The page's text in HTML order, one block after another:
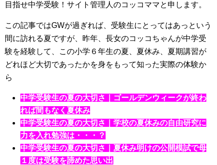
目指せ中学受験！サイト管理人のコッコママと申します。
この記事ではGWが過ぎれば、受験生にとってはあっという
間に訪れる夏ですが、昨年、長女のコッコちゃんが中学受
験を経験して、この小学６年生の夏、夏休み、夏期講習が
どれほど大切であったかを身をもって知った実際の体験か
ら
中学受験生の夏の大切さ｜ゴールデンウィークが終わ
れば間もなく夏休み
中学受験生の夏の大切さ｜学校の夏休みの自由研究に
力を入れ勉強は・・・？
中学受験生の夏の大切さ｜夏休み明けの公開模試で母
１度は受験を諦めた思い出